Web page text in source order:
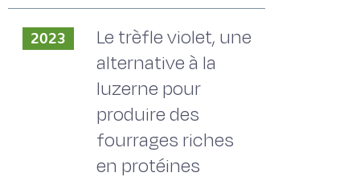
2023
Le trèfle violet, une
alternative à la
luzerne pour
produire des
fourrages riches
en protéines